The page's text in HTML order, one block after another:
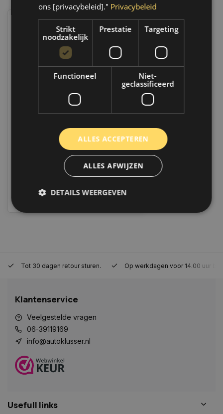
Op werkdagen voor 14.00 uur besteld,
dezelfde dag verzonden. Boven de 50,-
gratis verzending. (NL & BE)
Tot 30 dagen retour sturen. Op werkdagen voor 14.00 uur
Klantenservice
Veelgestelde vragen
06-39119169
info@autoklusser.nl
Usefull links
ons [privacybeleid]." Privacybeleid
Strikt
noodzakelijk
Prestatie Targeting
Functioneel
Niet-
geclassificeerd
ALLES ACCEPTEREN
ALLES AFWIJZEN
DETAILS WEERGEVEN
Strikt noodzakelijke cookies maken de
strikt noodzakelijke cookies.
COOKIELAW_STATS